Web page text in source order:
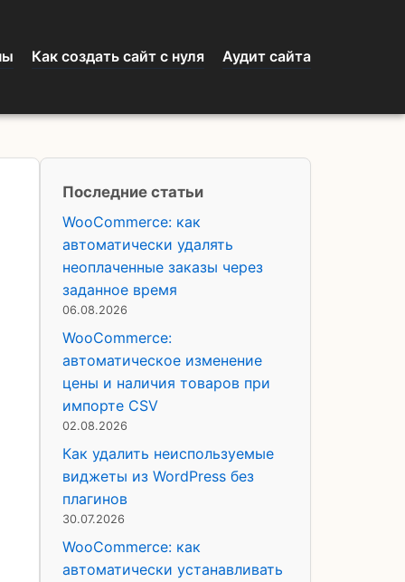
Как создать сайт с нуля Аудит сайта
Последние статьи
WooCommerce: как
автоматически удалять
неоплаченные заказы через
заданное время
06.08.2026
WooCommerce:
автоматическое изменение
цены и наличия товаров при
импорте CSV
02.08.2026
Как удалить неиспользуемые
виджеты из WordPress без
плагинов
30.07.2026
WooCommerce: как
автоматически устанавливать